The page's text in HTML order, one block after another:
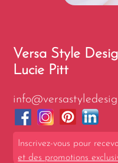
Versa Style
Lucie Pitt
Inscrivez-vous pour
et des promotions